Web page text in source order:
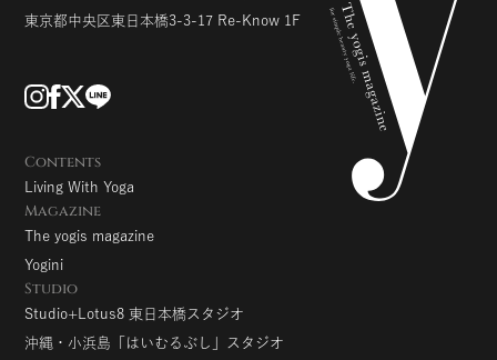
東京都中央区東日本橋3-3-17 Re-Know 1F
Contents
Living With Yoga
Magazine
The yogis magazine
Yogini
Studio
Studio+Lotus8 東日本橋スタジオ
沖縄・小浜島「はいむるぶし」スタジオ